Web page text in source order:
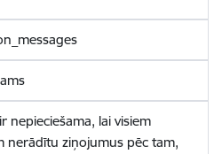
nepieciešama, lai visiem
nerādītu ziņojumus pēc tam,